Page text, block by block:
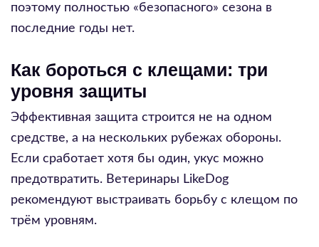
поэтому полностью «безопасного» сезона в
последние годы нет.
Как бороться с клещами: три
уровня защиты
Эффективная защита строится не на одном
средстве, а на нескольких рубежах обороны.
Если сработает хотя бы один, укус можно
предотвратить. Ветеринары LikeDog
рекомендуют выстраивать борьбу с клещом по
трём уровням.